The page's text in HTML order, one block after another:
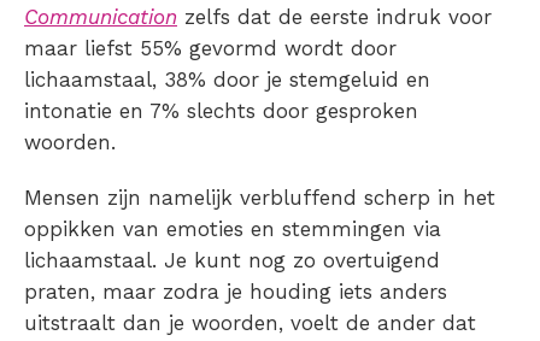
Communication zelfs dat de eerste indruk voor
maar liefst 55% gevormd wordt door
lichaamstaal, 38% door je stemgeluid en
intonatie en 7% slechts door gesproken
woorden.
Mensen zijn namelijk verbluffend scherp in het
oppikken van emoties en stemmingen via
lichaamstaal. Je kunt nog zo overtuigend
praten, maar zodra je houding iets anders
uitstraalt dan je woorden, voelt de ander dat